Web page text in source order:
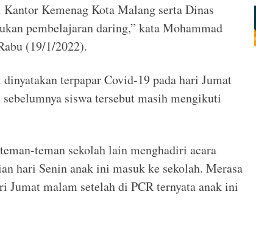
Kemenag Kota Malang serta Dinas
pembelajaran daring,” kata Mohammad
(19/1/2022).
terpapar Covid-19 pada hari Jumat
siswa tersebut masih mengikuti
teman sekolah lain menghadiri acara
hari Senin anak ini masuk ke sekolah. Merasa
Jumat malam setelah di PCR ternyata anak ini